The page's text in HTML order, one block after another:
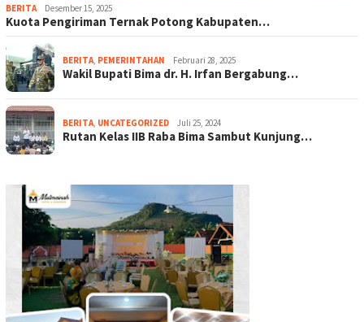
BERITA Desember 15, 2025
Kuota Pengiriman Ternak Potong Kabupaten…
BERITA, PEMERINTAHAN Februari 28, 2025
Wakil Bupati Bima dr. H. Irfan Bergabung…
BERITA, UNCATEGORIZED Juli 25, 2024
Rutan Kelas IIB Raba Bima Sambut Kunjung…